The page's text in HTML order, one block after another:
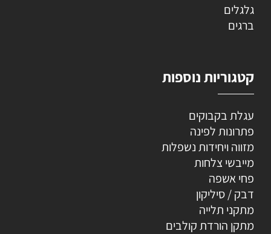
גלגלים
ברגים
קטגוריות נוספות
עגלת בקבוקים
פתרונות לפינה
מזווה ויחידות נשפלות
מייבשי צלחות
פחי אשפה
דבק / סיליקון
מתקני תלייה
מתקן הורדת קולבים